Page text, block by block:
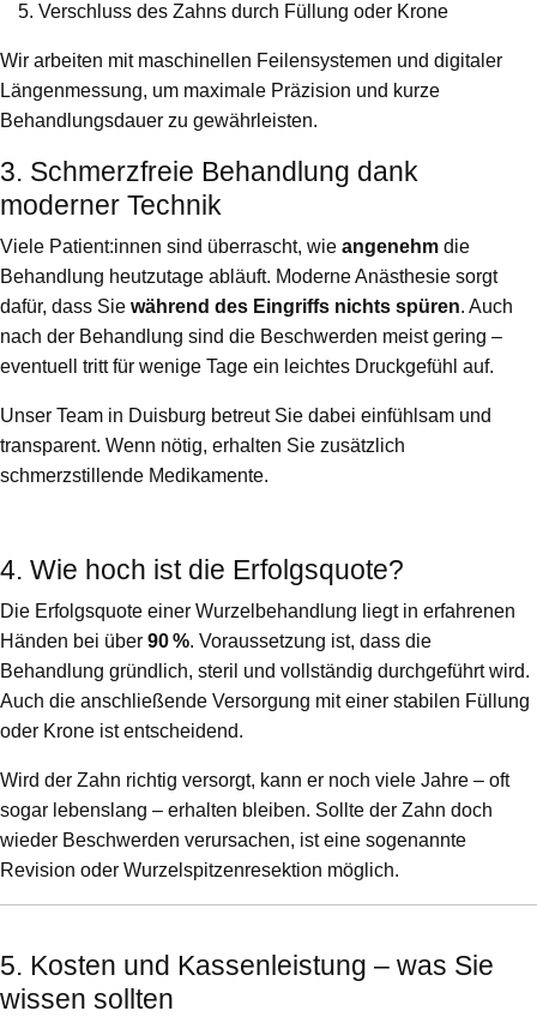
Verschluss des Zahns durch Füllung oder Krone
Wir arbeiten mit maschinellen Feilensystemen und digitaler
Längenmessung, um maximale Präzision und kurze
Behandlungsdauer zu gewährleisten.
3. Schmerzfreie Behandlung dank
moderner Technik
Viele Patient:innen sind überrascht, wie angenehm die
Behandlung heutzutage abläuft. Moderne Anästhesie sorgt
dafür, dass Sie während des Eingriffs nichts spüren. Auch
nach der Behandlung sind die Beschwerden meist gering –
eventuell tritt für wenige Tage ein leichtes Druckgefühl auf.
Unser Team in Duisburg betreut Sie dabei einfühlsam und
transparent. Wenn nötig, erhalten Sie zusätzlich
schmerzstillende Medikamente.
4. Wie hoch ist die Erfolgsquote?
Die Erfolgsquote einer Wurzelbehandlung liegt in erfahrenen
Händen bei über 90 %. Voraussetzung ist, dass die
Behandlung gründlich, steril und vollständig durchgeführt wird.
Auch die anschließende Versorgung mit einer stabilen Füllung
oder Krone ist entscheidend.
Wird der Zahn richtig versorgt, kann er noch viele Jahre – oft
sogar lebenslang – erhalten bleiben. Sollte der Zahn doch
wieder Beschwerden verursachen, ist eine sogenannte
Revision oder Wurzelspitzenresektion möglich.
5. Kosten und Kassenleistung – was Sie
wissen sollten